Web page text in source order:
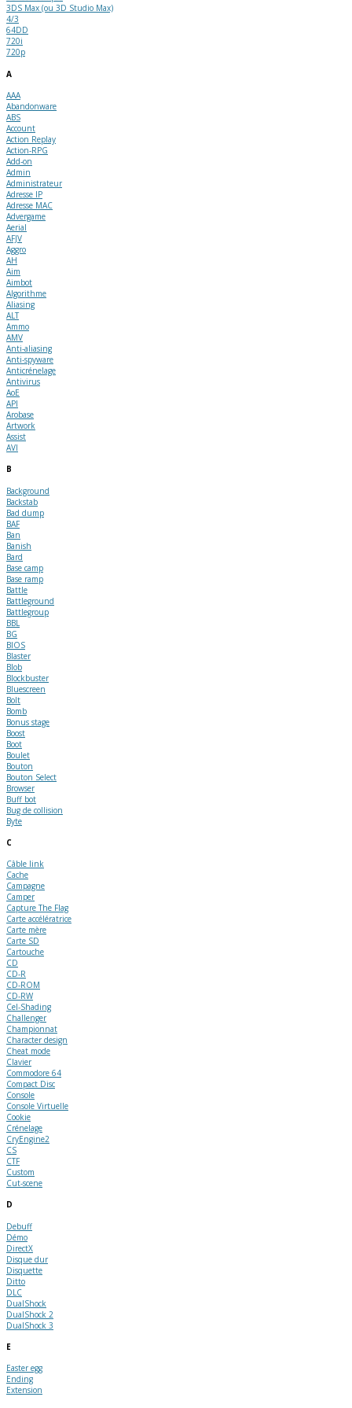
3DS Max (ou 3D Studio Max)
4/3
64DD
720i
720p
A
AAA
Abandonware
ABS
Account
Action Replay
Action-RPG
Add-on
Admin
Administrateur
Adresse IP
Adresse MAC
Advergame
Aerial
AFJV
Aggro
AH
Aim
Aimbot
Algorithme
Aliasing
ALT
Ammo
AMV
Anti-aliasing
Anti-spyware
Anticrénelage
Antivirus
AoE
API
Arobase
Artwork
Assist
AVI
B
Background
Backstab
Bad dump
BAF
Ban
Banish
Bard
Base camp
Base ramp
Battle
Battleground
Battlegroup
BBL
BG
BIOS
Blaster
Blob
Blockbuster
Bluescreen
Bolt
Bomb
Bonus stage
Boost
Boot
Boulet
Bouton
Bouton Select
Browser
Buff bot
Bug de collision
Byte
C
Câble link
Cache
Campagne
Camper
Capture The Flag
Carte accélératrice
Carte mère
Carte SD
Cartouche
CD
CD-R
CD-ROM
CD-RW
Cel-Shading
Challenger
Championnat
Character design
Cheat mode
Clavier
Commodore 64
Compact Disc
Console
Console Virtuelle
Cookie
Crénelage
CryEngine2
CS
CTF
Custom
Cut-scene
D
Debuff
Démo
DirectX
Disque dur
Disquette
Ditto
DLC
DualShock
DualShock 2
DualShock 3
E
Easter egg
Ending
Extension